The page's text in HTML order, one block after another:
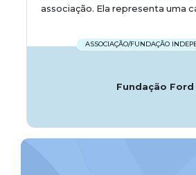
associação. Ela representa uma
ASSOCIAÇÃO/FUNDAÇÃO
Fundação Ford